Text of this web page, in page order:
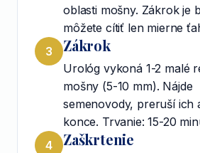
oblasti mošny. Zákrok je
môžete cítiť len mierne
3
Zákrok
Urológ vykoná 1-2 malé
mošny (5-10 mm). Nájde
semenovody, preruší ich
konce. Trvanie: 15-20
4
Zaškrtenie